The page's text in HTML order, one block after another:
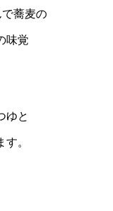
蕎麦の
味覚
ゆと
。